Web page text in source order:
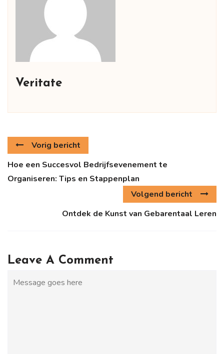
Veritate
Vorig bericht
Hoe een Succesvol Bedrijfsevenement te
Organiseren: Tips en Stappenplan
Volgend bericht
Ontdek de Kunst van Gebarentaal Leren
Leave A Comment